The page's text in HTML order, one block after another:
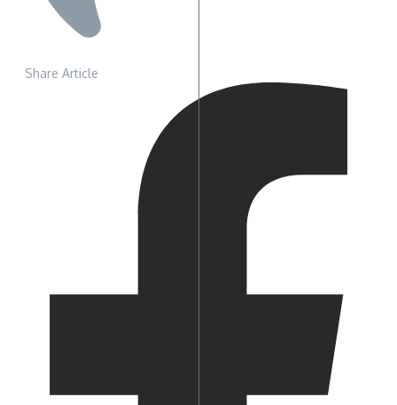
Share Article